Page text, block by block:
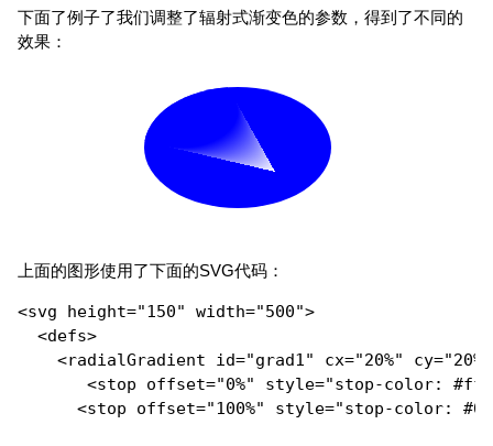
下面了例子了我们调整了辐射式渐变色的参数，得到了不同的
效果：
上面的图形使用了下面的SVG代码：
<svg height="150" width="500">
  <defs>
<radialGradient id="grad1" cx="20%"
<stop offset="0%" style="stop-color:
<stop offset="100%" style="stop-color: